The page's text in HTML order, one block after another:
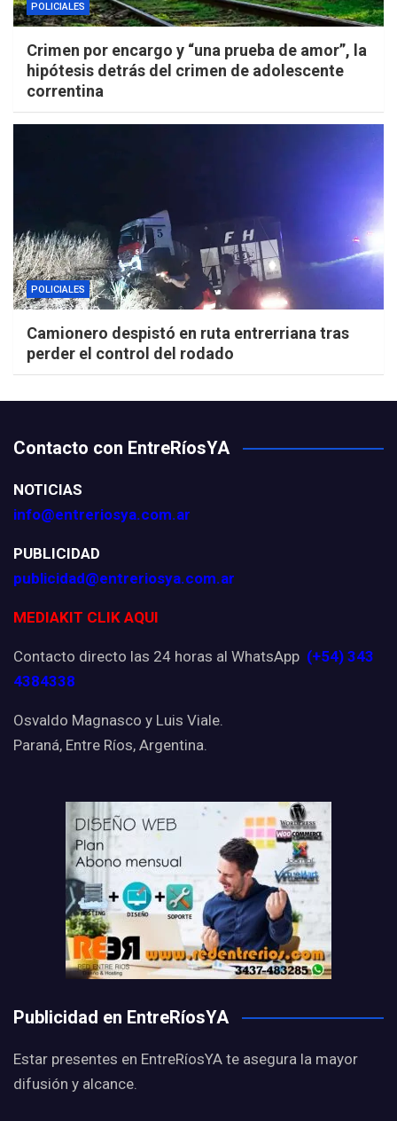
POLICIALES
Crimen por encargo y “una prueba de amor”, la
hipótesis detrás del crimen de adolescente
correntina
POLICIALES
Camionero despistó en ruta entrerriana tras
perder el control del rodado
Contacto con EntreRíosYA
NOTICIAS
info@entreriosya.com.ar
PUBLICIDAD
publicidad@entreriosya.com.ar
MEDIAKIT CLIK AQUI
Contacto directo las 24 horas al WhatsApp (+54) 343
4384338
Osvaldo Magnasco y Luis Viale.
Paraná, Entre Ríos, Argentina.
Publicidad en EntreRíosYA
Estar presentes en EntreRíosYA te asegura la mayor
difusión y alcance.